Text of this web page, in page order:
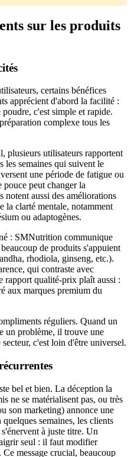
sur les produits
certains bénéfices
apprécient d'abord la facilité :
c'est simple et rapide.
complexe tous les
plusieurs utilisateurs rapportent
les semaines qui suivent le
une période de fatigue ou
pouce peut changer la
notent aussi des améliorations
la clarté mentale, notamment
ou adaptogènes.
: SMNutrition communique
de produits s'appuient
rhodiola, ginseng, etc.).
qui contraste avec
rapport qualité-prix plaît aussi :
aux marques premium du
réguliers. Quand un
un problème, il trouve une
c'est loin d'être universel.
bel et bien. La déception la
ne se matérialisent pas, ou très
son marketing) annonce une
semaines, les clients
à juste titre. Un
seul : il faut modifier
message crucial, beaucoup